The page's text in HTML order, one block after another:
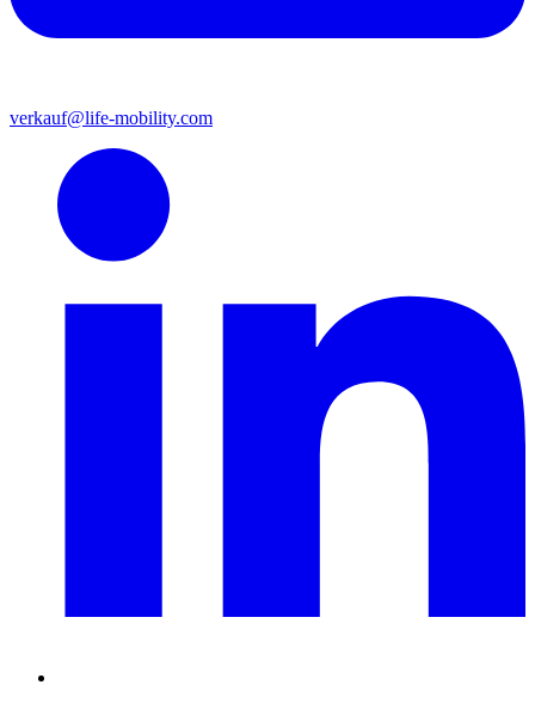
verkauf@life-mobility.com